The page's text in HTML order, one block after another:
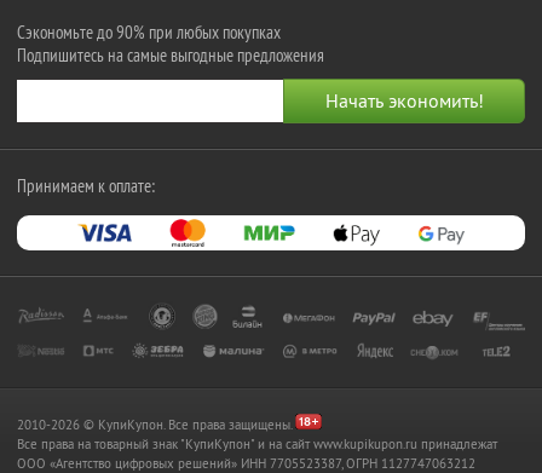
Сэкономьте до 90% при любых покупках
Подпишитесь на самые выгодные предложения
Принимаем к оплате:
2010-2026 © КупиКупон. Все права защищены.
Все права на товарный знак "КупиКупон" и на сайт www.kupikupon.ru принадлежат
OOO «Агентство цифровых решений» ИНН 7705523387, ОГРН 1127747063212